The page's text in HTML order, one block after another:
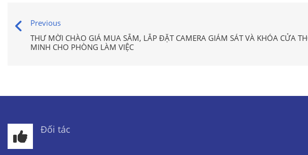
Previous
THƯ MỜI CHÀO GIÁ MUA SẮM, LẮP ĐẶT CAMERA GIÁM SÁT VÀ KHÓA CỬA
MINH CHO PHÒNG LÀM VIỆC
Đối tác